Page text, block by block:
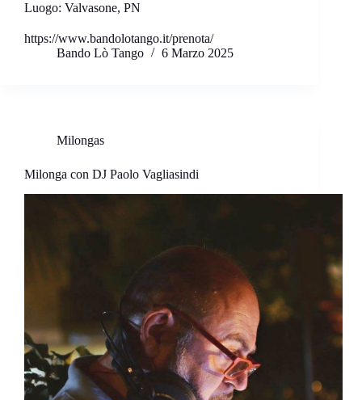
Luogo: Valvasone, PN
https://www.bandolotango.it/prenota/
Bando Lò Tango
6 Marzo 2025
Milongas
Milonga con DJ Paolo Vagliasindi